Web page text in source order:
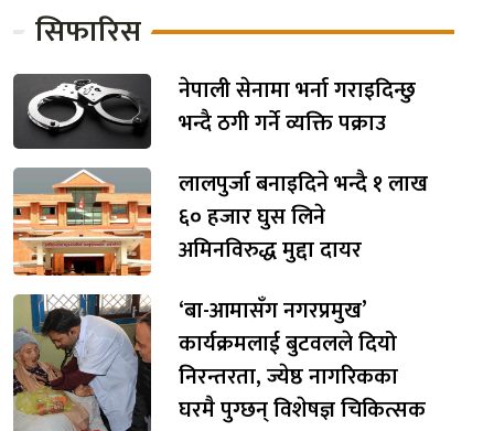
सिफारिस
नेपाली सेनामा भर्ना गराइदिन्छु
भन्दै ठगी गर्ने व्यक्ति पक्राउ
लालपुर्जा बनाइदिने भन्दै १ लाख
६० हजार घुस लिने
अमिनविरुद्ध मुद्दा दायर
‘बा-आमासँग नगरप्रमुख’
कार्यक्रमलाई बुटवलले दियो
निरन्तरता, ज्येष्ठ नागरिकका
घरमै पुग्छन् विशेषज्ञ चिकित्सक